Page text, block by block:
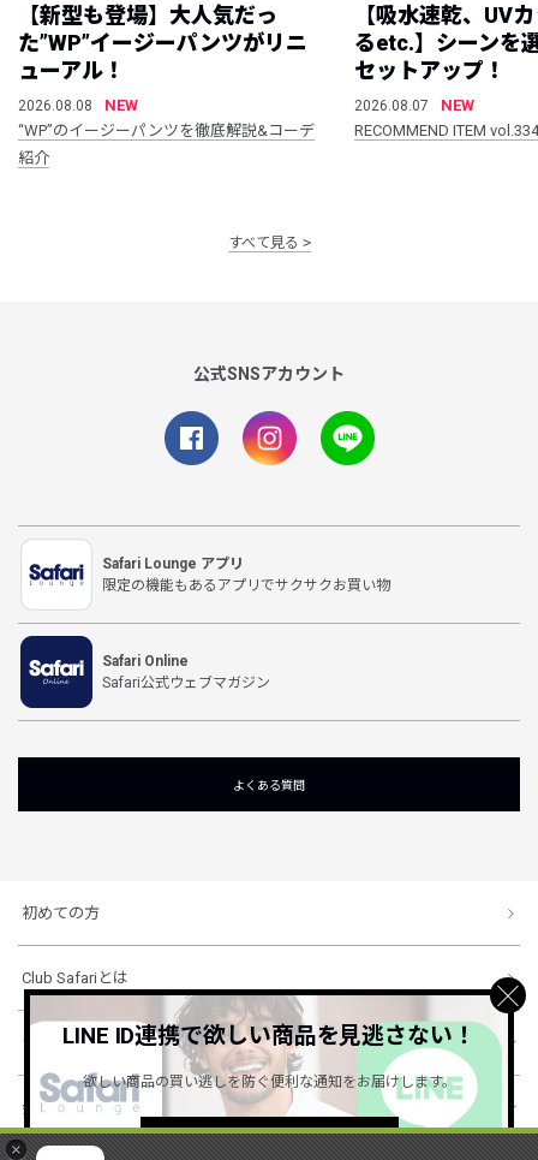
×
【新型も登場】大人気だっ
た”WP”イージーパンツがリニ
ューアル！
2026.08.08
NEW
“WP”のイージーパンツを徹底解説&コーデ
紹介
【吸水速乾、UV
るetc.】シーンを
セットアップ！
2026.08.07
NEW
RECOMMEND ITEM vol.334
すべて見る
公式SNSアカウント
Safari Lounge アプリ
限定の機能もあるアプリでサクサクお買い物
Safari Online
Safari公式ウェブマガジン
よくある質問
初めての方
Club Safariとは
ショッピングガイド
会社概要・規約
LINE ID連携で欲しい商品を見逃さない！
欲しい商品の買い逃しを防ぐ便利な通知をお届けします。
詳しくはこちら ＞